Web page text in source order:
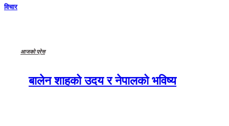
विचार
आजको प्रेस
बालेन शाहको उदय र नेपालको भविष्य